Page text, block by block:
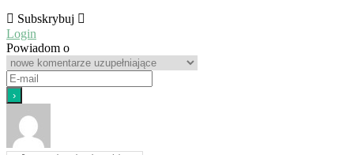
Subskrybuj
Login
Powiadom o